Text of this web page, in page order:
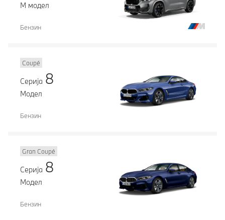
М модел
Бензин
Coupé
Серија 8
Модел
Бензин
Gran Coupé
Серија 8
Модел
Бензин